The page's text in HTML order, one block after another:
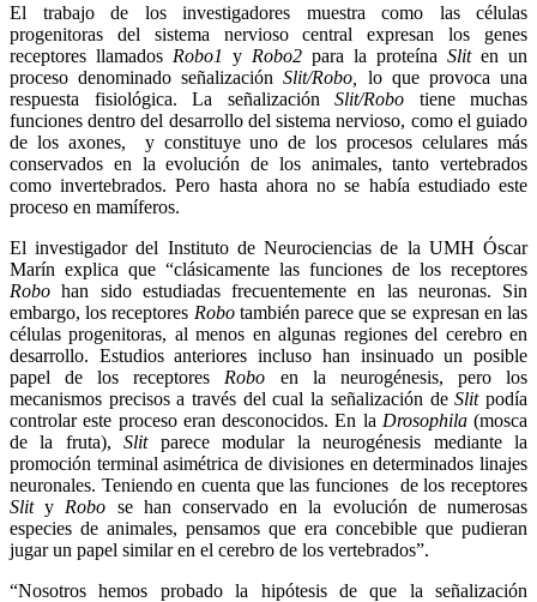
El trabajo de los investigadores muestra como las células
progenitoras del sistema nervioso central expresan los genes
receptores llamados Robo1 y Robo2 para la proteína Sliten un
proceso denominado señalizaciónSlit/Robo, lo que provoca una
respuesta fisiológica. La señalización Slit/Robo tiene muchas
funciones dentro del desarrollo del sistema nervioso, como el guiado
de los axones, y constituye uno de los procesos celulares más
conservados en la evolución de los animales, tanto vertebrados
como invertebrados. Pero hasta ahora no se había estudiado este
proceso en mamíferos.
El investigador del Instituto de Neurociencias de la UMH Óscar
Marín explica que “clásicamente las funciones de los receptores
Robo han sido estudiadas frecuentemente en las neuronas. Sin
embargo, los receptores Robotambién parece que se expresan en las
células progenitoras, al menos en algunas regiones del cerebro en
desarrollo. Estudios anteriores incluso han insinuado un posible
papel de los receptores Robo en la neurogénesis, pero los
mecanismos precisos a través del cual la señalización deSlitpodía
controlar este proceso eran desconocidos. En la Drosophila(mosca
de la fruta),Slitparece modular la neurogénesis mediante la
promoción terminal asimétrica de divisiones en determinados linajes
neuronales. Teniendo en cuenta que las funciones de los receptores
Slity Robo se han conservado en la evolución de numerosas
especies de animales, pensamos que era concebible que pudieran
jugar un papel similar en el cerebro de los vertebrados”.
“Nosotros hemos probado la hipótesis de que la señalización